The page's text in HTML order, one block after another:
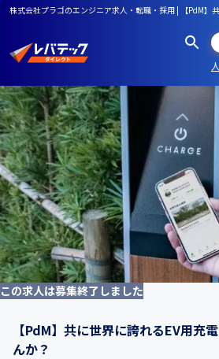
株式会社プラゴのエンジニア求人・転職・採用 | 【PdM】
この求人は募集終了しました
【PdM】共に世界に誇れるEV用充
んか？